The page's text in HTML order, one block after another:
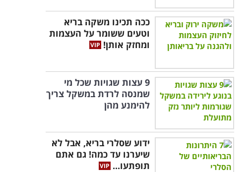
ככה תכינו משקה בריא
וטעים ששומר על העצמות
ומחזק אותן!
9 עצות שגויות שכל מי
שמנסה לרדת במשקל צריך
להימנע מהן
ידוע שסלרי בריא, אבל לא
שיערנו עד כמה! גם אתם
תופתעו...